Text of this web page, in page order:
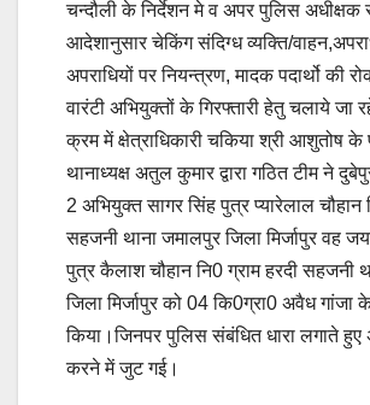
चन्दौली के निर्देशन मे व अपर पुलिस
आदेशानुसार चेकिंग संदिग्ध व्यक्ति/
अपराधियों पर नियन्त्रण, मादक पदार्थो की
वारंटी अभियुक्तों के गिरफ्तारी हेतु चलाये जा
क्रम में क्षेत्राधिकारी चकिया श्री आशुतोष के
थानाध्यक्ष अतुल कुमार द्वारा गठित टीम ने
2 अभियुक्त सागर सिंह पुत्र प्यारेलाल चौहान
सहजनी थाना जमालपुर जिला मिर्जापुर वह
पुत्र कैलाश चौहान नि0 ग्राम हरदी सहजनी
जिला मिर्जापुर को 04 कि0ग्रा0 अवैध गांजा
किया।जिनपर पुलिस संबंधित धारा लगाते हुए
करने में जुट गई।